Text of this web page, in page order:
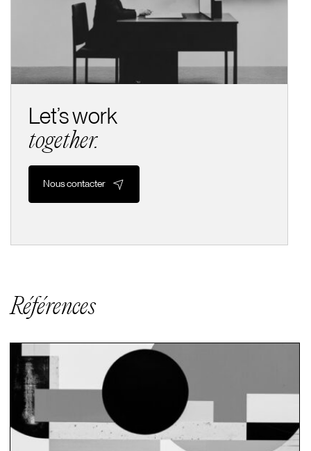
Let’s work
together.
Nous contacter
Références